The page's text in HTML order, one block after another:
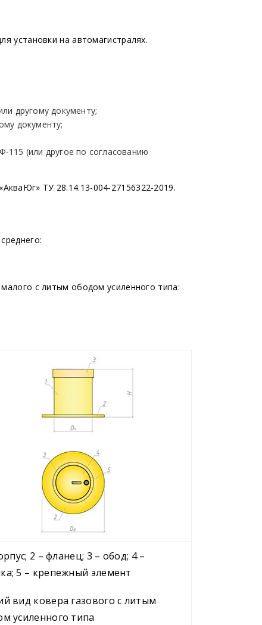
установки на автомагистралях.
другому документу;
документу;
115 (или другое по согласованию
«АкваЮг» ТУ 28.14.13-004-27156322-2019.
с литым ободом усиленного типа:
2 – фланец; 3 – обод; 4 –
5 – крепежный элемент
вид ковера газового с литым
усиленного типа